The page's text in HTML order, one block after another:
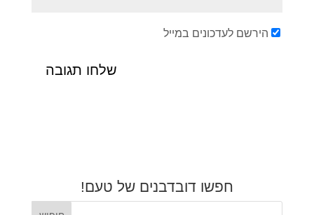
הירשם לעדכונים במייל
חפשו דובדבנים של טעם!